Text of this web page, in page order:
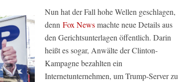
Nun hat der Fall hohe Wellen geschlagen,
denn Fox Newsmachte neue Details aus
den Gerichtsunterlagen öffentlich. Darin
heißt es sogar, Anwälte der Clinton-
Kampagne bezahlten ein
Internetunternehmen, um Trump-Server zu